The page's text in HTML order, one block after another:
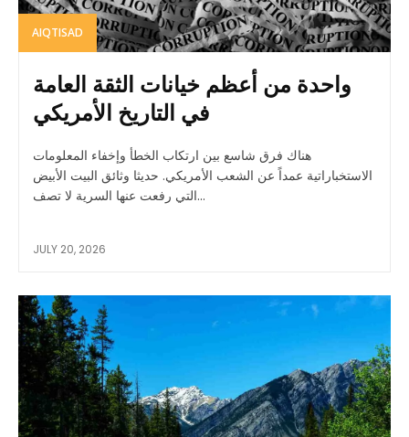
AIQTISAD
واحدة من أعظم خيانات الثقة العامة
في التاريخ الأمريكي
هناك فرق شاسع بين ارتكاب الخطأ وإخفاء المعلومات
الاستخباراتية عمداً عن الشعب الأمريكي. حديثا وثائق البيت الأبيض
التي رفعت عنها السرية لا تصف...
JULY 20, 2026